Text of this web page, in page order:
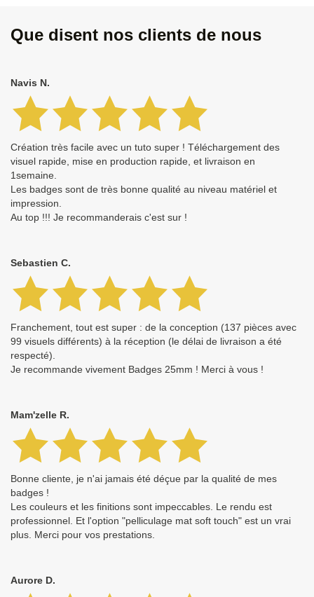
Que disent nos clients de nous
Navis N.
Création très facile avec un tuto super ! Téléchargement des
visuel rapide, mise en production rapide, et livraison en
1semaine.
Les badges sont de très bonne qualité au niveau matériel et
impression.
Au top !!! Je recommanderais c'est sur !
Sebastien C.
Franchement, tout est super : de la conception (137 pièces avec
99 visuels différents) à la réception (le délai de livraison a été
respecté).
Je recommande vivement Badges 25mm ! Merci à vous !
Mam'zelle R.
Bonne cliente, je n'ai jamais été déçue par la qualité de mes
badges !
Les couleurs et les finitions sont impeccables. Le rendu est
professionnel. Et l'option "pelliculage mat soft touch" est un vrai
plus. Merci pour vos prestations.
Aurore D.